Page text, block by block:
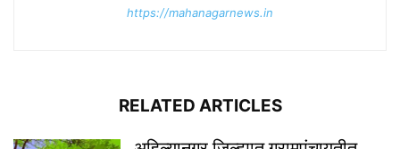
https://mahanagarnews.in
RELATED ARTICLES